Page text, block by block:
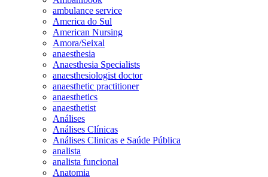
ambulance service
America do Sul
American Nursing
Amora/Seixal
anaesthesia
Anaesthesia Specialists
anaesthesiologist doctor
anaesthetic practitioner
anaesthetics
anaesthetist
Análises
Análises Clínicas
Análises Clinicas e Saúde Pública
analista
analista funcional
Anatomia